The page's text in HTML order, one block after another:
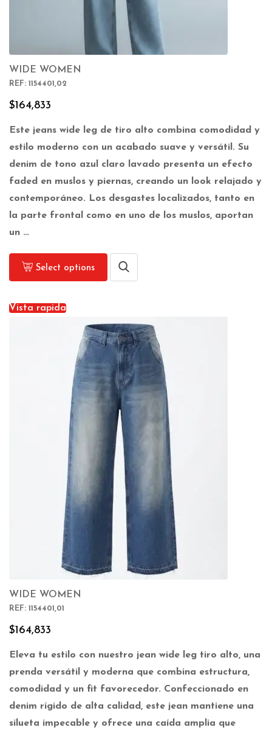
WIDE WOMEN
REF: 1154401,02
$164,833
Este jeans wide leg de tiro alto combina comodidad y
estilo moderno con un acabado suave y versátil. Su
denim de tono azul claro lavado presenta un efecto
faded en muslos y piernas, creando un look relajado y
contemporáneo. Los desgastes localizados, tanto en
la parte frontal como en uno de los muslos, aportan
un …
Select options
Vista rapida
WIDE WOMEN
REF: 1154401,01
$164,833
Eleva tu estilo con nuestro jean wide leg tiro alto, una
prenda versátil y moderna que combina estructura,
comodidad y un fit favorecedor. Confeccionado en
denim rígido de alta calidad, este jean mantiene una
silueta impecable y ofrece una caída amplia que